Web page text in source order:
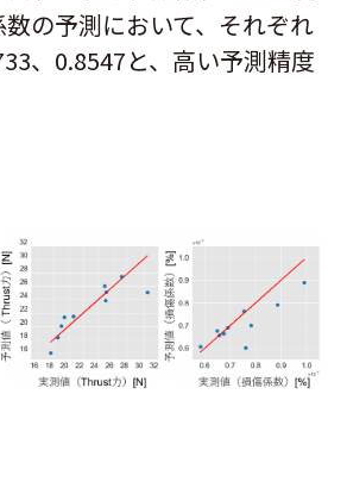
の予測において、それぞれ
、0.8547と、高い予測精度